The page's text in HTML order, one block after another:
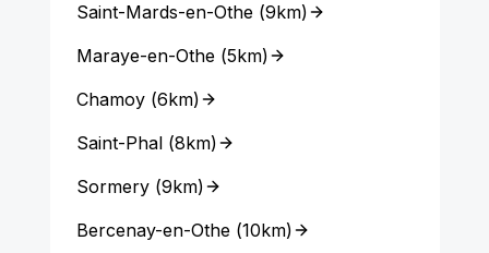
Saint-Mards-en-Othe(9km)
Maraye-en-Othe(5km)
Chamoy(6km)
Saint-Phal(8km)
Sormery(9km)
Bercenay-en-Othe(10km)